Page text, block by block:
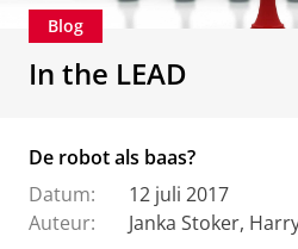
Blog
In the LEAD
De robot als baas?
Datum:
12 juli 2017
Auteur:
Janka Stoker,